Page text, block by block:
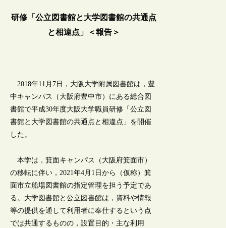
研修「公立図書館と大学図書館の共通点
と相違点」＜報告＞
2018年11月7日，大阪大学附属図書館は，豊
中キャンパス（大阪府豊中市）にある総合図
書館で平成30年度大阪大学職員研修「公立図
書館と大学図書館の共通点と相違点」を開催
した。
本学は，箕面キャンパス（大阪府箕面市）
の移転に伴い，2021年4月1日から（仮称）箕
面市立船場図書館の指定管理を担う予定であ
る。大学図書館と公立図書館は，資料や情報
等の提供を通して利用者に奉仕するという点
では共通するものの，設置目的・主な利用